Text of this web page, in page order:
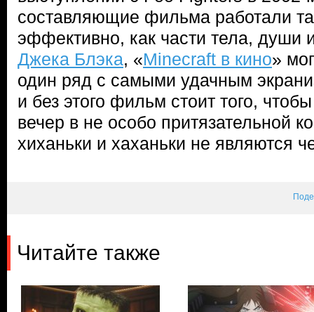
составляющие фильма работали
эффективно, как части тела, души
Джека Блэка, «Minecraft в кино»
один ряд с самыми удачным
и без этого фильм стоит того,
вечер в не особо притязательной
хиханьки и хаханьки не являются
Читайте также